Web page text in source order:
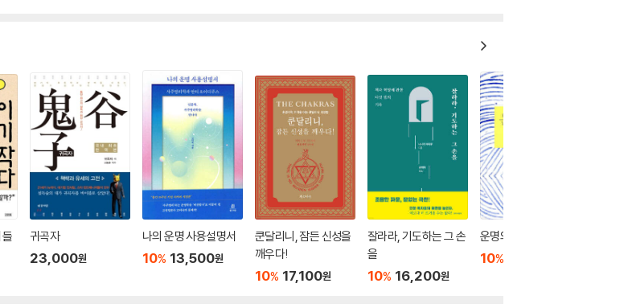
들
귀곡자
23,000원
나의 운명 사용설명서
10% 13,500원
쿤달리니, 잠든 신성을
깨우다!
10% 17,100원
잘라라, 기도하는 그 손
을
10% 16,200원
운명의 해석, 사주명리
10%